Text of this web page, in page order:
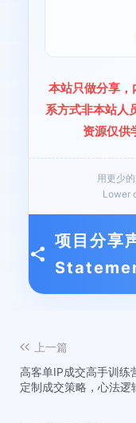
本站只做分享
系方式非本站人
资源仅供
用更少
Lower
项目分享
上一篇
高客单IP成交高手训练
定制成交策略，心法逻